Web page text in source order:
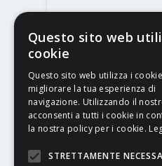
Questo sito web
cookie
Questo sito web utilizza i
migliorare la tua esperienza di
navigazione. Utilizzando il
acconsenti a tutti i cookie in
la nostra policy per i cookie.
STRETTAMENTE